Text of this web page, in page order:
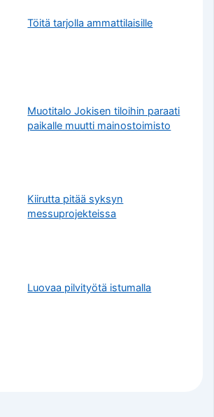
Töitä tarjolla ammattilaisille
Muotitalo Jokisen tiloihin paraati
paikalle muutti mainostoimisto
Kiirutta pitää syksyn
messuprojekteissa
Luovaa pilvityötä istumalla